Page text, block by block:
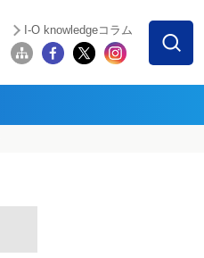
I-O knowledgeコラム